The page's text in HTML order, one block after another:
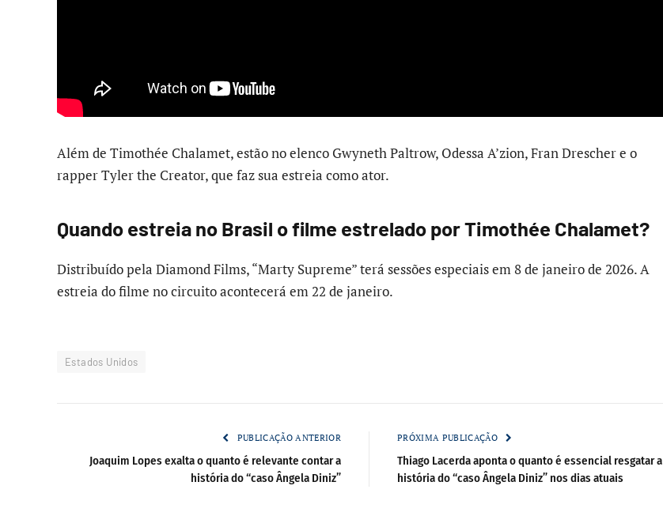
Além de Timothée Chalamet, estão no elenco Gwyneth Paltrow, Odessa A’zion, Fran Drescher e o
rapper Tyler the Creator, que faz sua estreia como ator.
Quando estreia no Brasil o filme estrelado por Timothée Chalamet?
Distribuído pela Diamond Films, “Marty Supreme” terá sessões especiais em 8 de janeiro de 2026. A
estreia do filme no circuito acontecerá em 22 de janeiro.
Estados Unidos
PUBLICAÇÃO ANTERIOR
Joaquim Lopes exalta o quanto é relevante contar a
história do “caso Ângela Diniz”
PRÓXIMA PUBLICAÇÃO
Thiago Lacerda aponta o quanto é essencial resgatar a
história do “caso Ângela Diniz” nos dias atuais